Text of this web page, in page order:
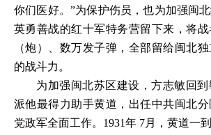
你们医好。”为保护伤员，也为加强闽
英勇善战的红十军特务营留下来，将
（炮）、数万发子弹，全部留给闽北
的战斗力。
为加强闽北苏区建设，方志敏回
派他最得力助手黄道，出任中共闽北
党政军全面工作。1931年 7月，黄道一